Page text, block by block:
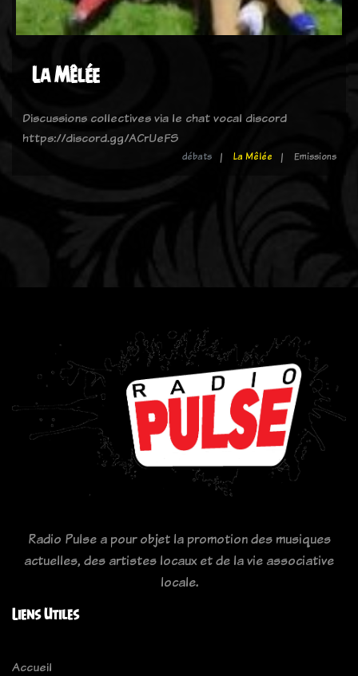
La Mêlée
Discussions collectives via le chat vocal discord
https://discord.gg/ACrUeFS
débats La Mêlée Emissions
Radio Pulse a pour objet la promotion des musiques
actuelles, des artistes locaux et de la vie associative
locale.
Liens Utiles
Accueil